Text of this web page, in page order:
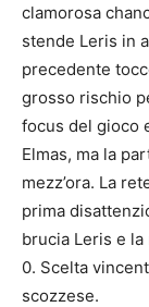
clamorosa
stende Leris in
precedente
grosso rischio
focus del gioco
Elmas, ma la
mezz’ora. La
prima
brucia Leris e la
0. Scelta
scozzese.